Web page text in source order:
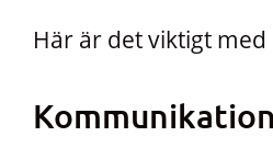
Här är det viktigt med